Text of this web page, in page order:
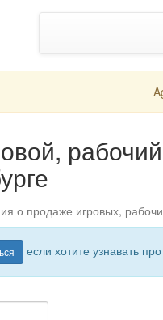
о продаже игровых,
если хотите узнавать